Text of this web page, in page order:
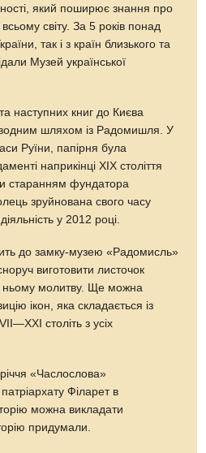
який поширює знання про
всьому світу. За 5 років понад
так і з країн близького та
Музей української
наступних книг до Києва
шляхом із Радомишля. У
Руїни, папірня була
наприкінці XIX століття
старанням фундатора
зруйнована свого часу
у 2012 році.
до замку-музею «Радомисль»
виготовити листочок
ньому молитву. Ще можна
ікон, яка складається iз
століть з усіх
«Часлослова»
Філарет в
можна викладати
придумали.